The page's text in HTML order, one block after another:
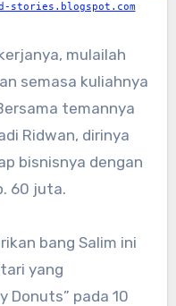
stories.blogspot.com
mulailah
semasa kuliahnya
temannya
Ridwan, dirinya
bisnisnya dengan
60 juta.
bang Salim ini
yang
Donuts” pada 10